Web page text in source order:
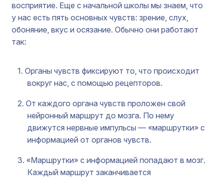
восприятие. Еще с начальной школы мы знаем, что
у нас есть пять основных чувств: зрение, слух,
обоняние, вкус и осязание. Обычно они работают
так:
Органы чувств фиксируют то, что происходит
вокруг нас, с помощью рецепторов.
От каждого органа чувств проложен свой
нейронный маршрут до мозга. По нему
движутся нервные импульсы — «маршрутки» с
информацией от органов чувств.
«Маршрутки» с информацией попадают в мозг.
Каждый маршрут заканчивается